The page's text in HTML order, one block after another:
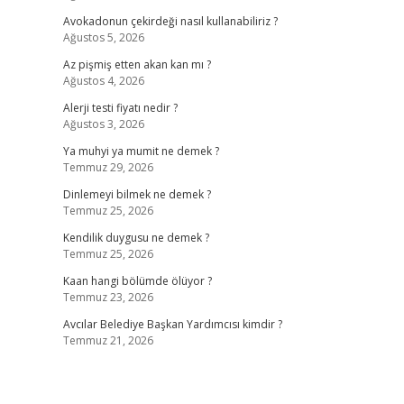
Avokadonun çekirdeği nasıl kullanabiliriz ?
Ağustos 5, 2026
Az pişmiş etten akan kan mı ?
Ağustos 4, 2026
Alerji testi fiyatı nedir ?
Ağustos 3, 2026
Ya muhyi ya mumit ne demek ?
Temmuz 29, 2026
Dinlemeyi bilmek ne demek ?
Temmuz 25, 2026
Kendilik duygusu ne demek ?
Temmuz 25, 2026
Kaan hangi bölümde ölüyor ?
Temmuz 23, 2026
Avcılar Belediye Başkan Yardımcısı kimdir ?
Temmuz 21, 2026